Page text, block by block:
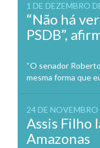
1 DE DEZEMBRO
“Não há
PSDB”,
“O senador
mesma forma que
24 DE
Assis Filho
Amazonas